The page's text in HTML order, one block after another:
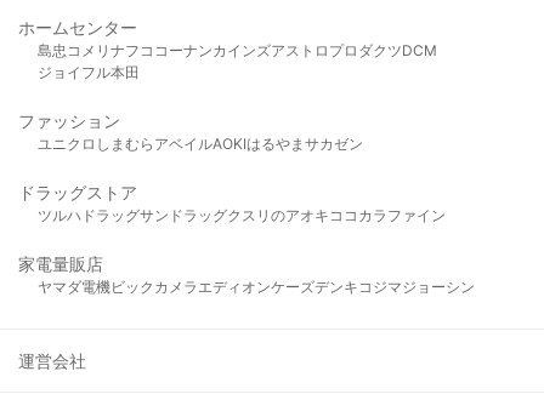
ホームセンター
島忠 コメリ ナフコ コーナンカインズアストロプロダクツDCM
ジョイフル本田
ファッション
ユニクロ しまむら アベイルAOKIはるやま サカゼン
ドラッグストア
ツルハドラッグサンドラッグクスリのアオキ ココカラファイン
家電量販店
ヤマダ電機ビックカメラ エディオンケーズデンキ コジマジョーシン
運営会社